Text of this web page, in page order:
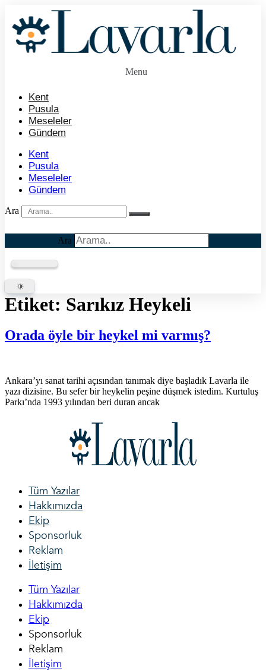
Menu
Kent
Pusula
Meseleler
Gündem
Kent
Pusula
Meseleler
Gündem
Ara
Ara
Etiket: Sarıkız Heykeli
Orada öyle bir heykel mi varmış?
Ankara’yı sanat tarihi açısından tanımak diye başladık Lavarla ile
yazı dizisine. Bu sefer bir heykelin peşine düşmek istedim. Kurtuluş
Parkı’nda 1993 yılından beri duran ancak
Tüm Yazılar
Hakkımızda
Ekip
Sponsorluk
Reklam
İletişim
Tüm Yazılar
Hakkımızda
Ekip
Sponsorluk
Reklam
İletişim